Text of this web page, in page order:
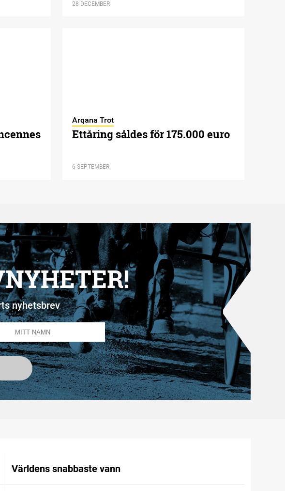
28 DECEMBER
Arqana Trot
Ettåring såldes för 175.000 euro
6 SEPTEMBER
nyhetsbrev
Världens snabbaste vann